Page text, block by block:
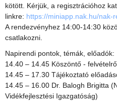
kötött. Kérjük, a regisztrációhoz
linkre: https://miniapp.nak.hu/nak-
A rendezvényhez 14:00-14:30
csatlakozni.
Napirendi pontok, témák, előadók:
14.40 – 14.45 Köszöntő -
14.45 – 17.30 Tájékoztató
14.45 – 16.00 Dr. Balogh Brigitta
Vidékfejlesztési Igazgatóság)